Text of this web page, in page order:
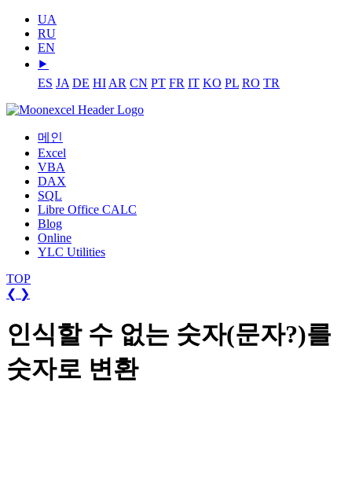
UA
RU
EN
⯈
ES JA DE HI AR CN PT FR IT KO PL RO TR
메인
Excel
VBA
DAX
SQL
Libre Office CALC
Blog
Online
YLC Utilities
TOP
❮ ❯
인식할 수 없는 숫자(문자?)를
숫자로 변환